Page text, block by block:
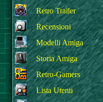
Retro Trailer
Recensioni
Modelli Amiga
Storia Amiga
Retro-Gamers
Lista Utenti